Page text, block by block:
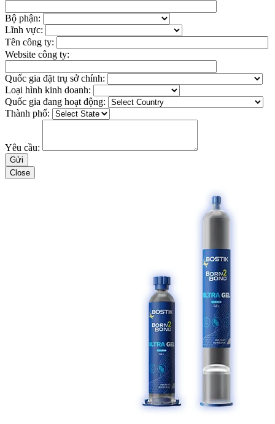
Bộ phận:
Lĩnh vực:
Tên công ty:
Website công ty:
Quốc gia đặt trụ sở chính:
Loại hình kinh doanh:
Quốc gia đang hoạt động:
Thành phố:
Yêu cầu:
Close